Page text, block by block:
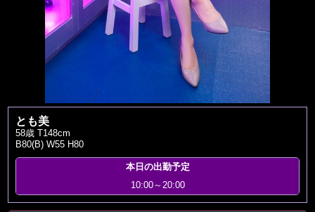
とも美
58歳 T148cm
B80(B) W55 H80
本日の出勤予定
10:00～20:00